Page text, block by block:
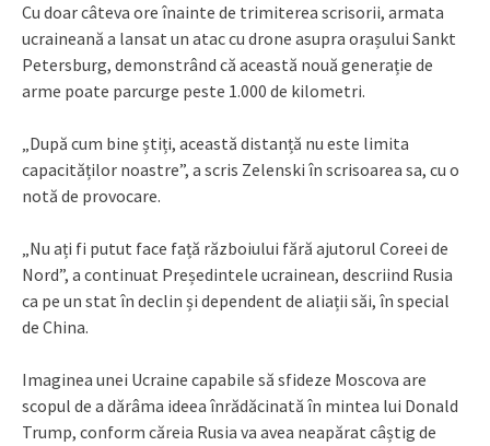
Cu doar câteva ore înainte de trimiterea scrisorii, armata
ucraineană a lansat un atac cu drone asupra orașului Sankt
Petersburg, demonstrând că această nouă generație de
arme poate parcurge peste 1.000 de kilometri.
„După cum bine știți, această distanță nu este limita
capacităților noastre”, a scris Zelenski în scrisoarea sa, cu o
notă de provocare.
„Nu ați fi putut face față războiului fără ajutorul Coreei de
Nord”, a continuat Președintele ucrainean, descriind Rusia
ca pe un stat în declin și dependent de aliații săi, în special
de China.
Imaginea unei Ucraine capabile să sfideze Moscova are
scopul de a dărâma ideea înrădăcinată în mintea lui Donald
Trump, conform căreia Rusia va avea neapărat câștig de